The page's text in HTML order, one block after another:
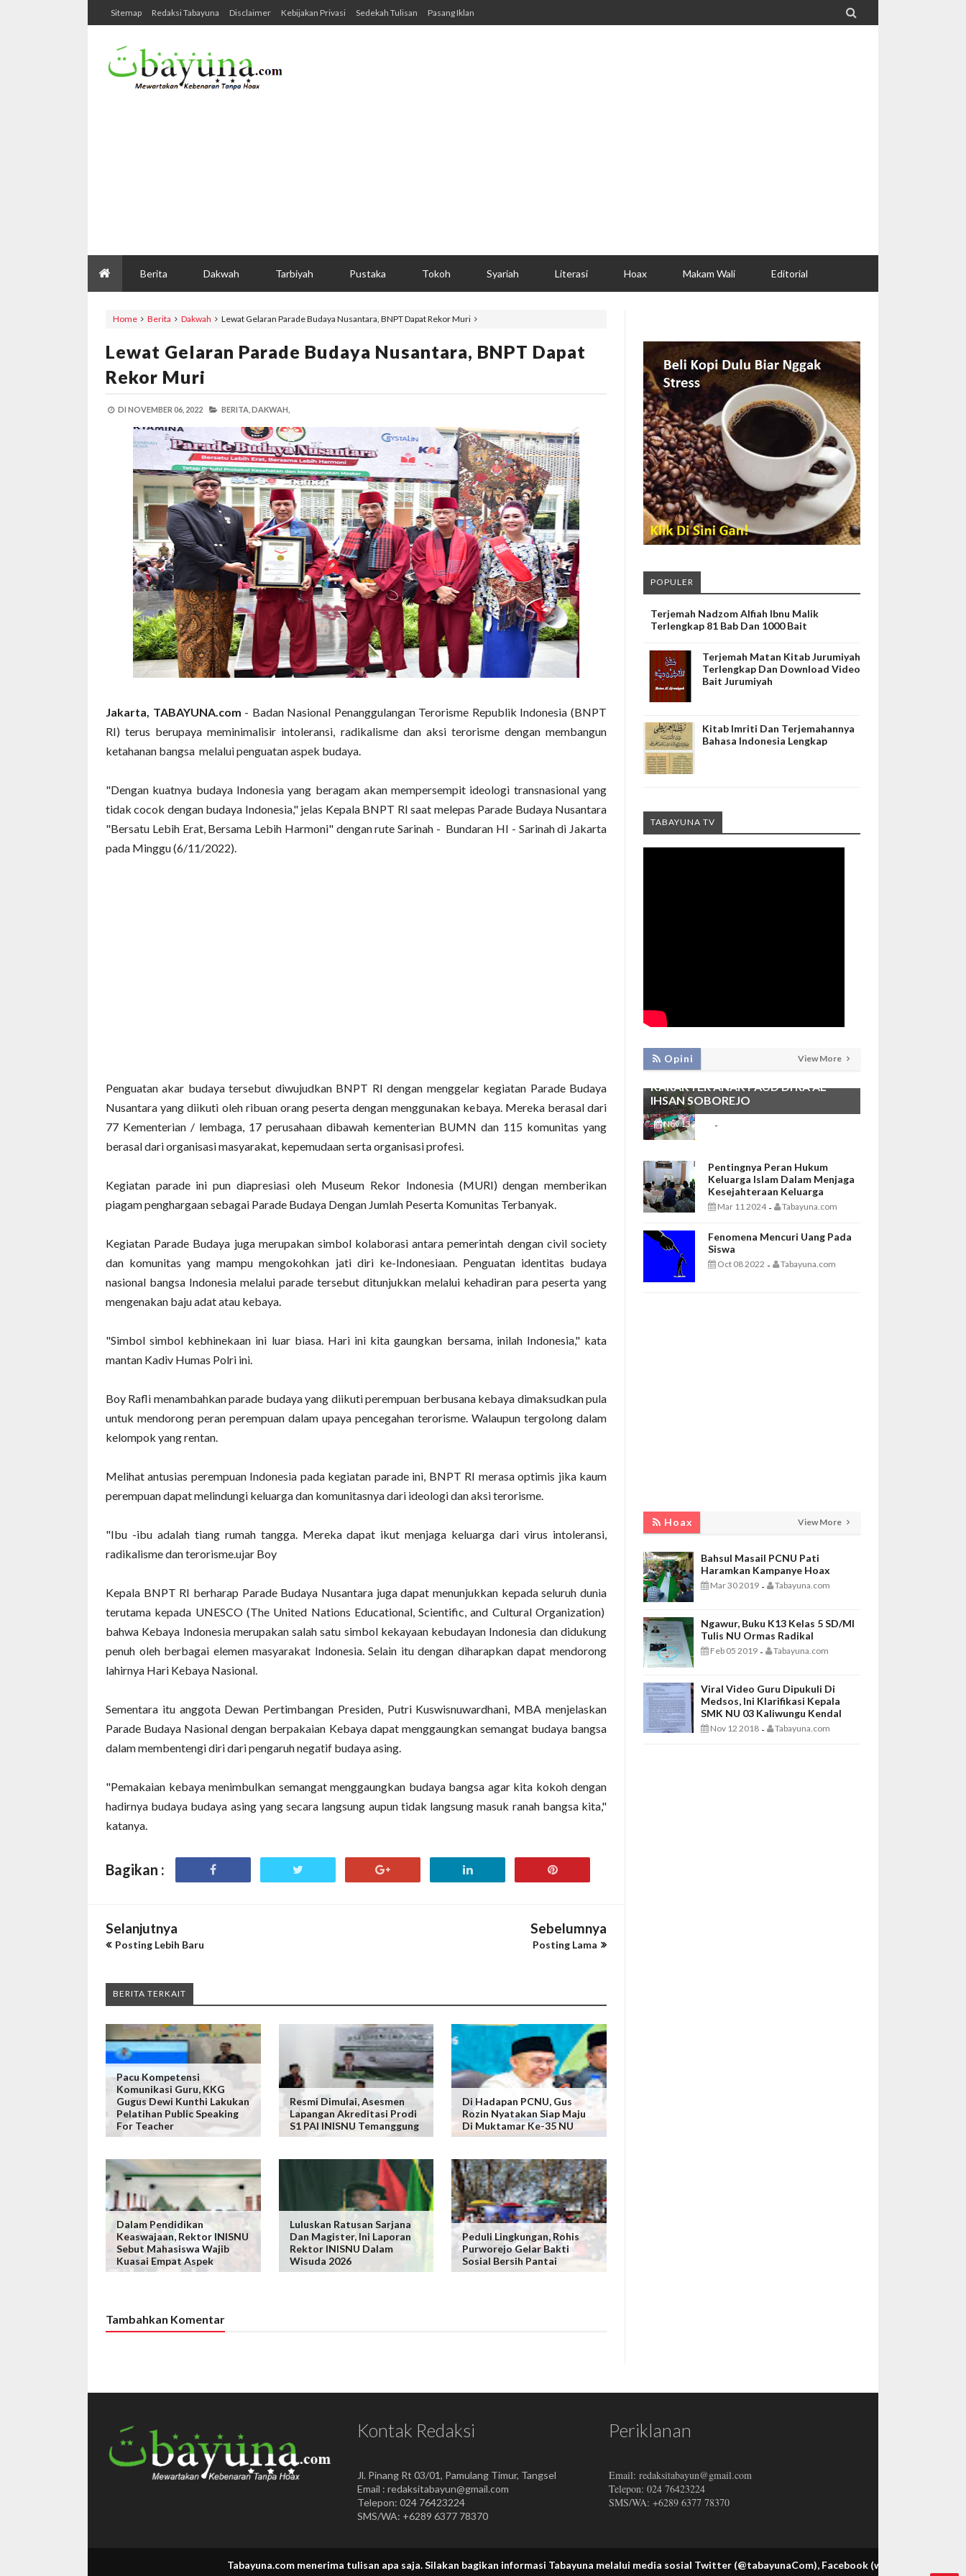
Sitemap Redaksi Tabayuna Disclaimer Kebijakan Privasi Sedekah Tulisan Pasang Iklan 
Berita Dakwah Tarbiyah Pustaka Tokoh Syariah Literasi Hoax Makam Wali Editorial
Home Berita Dakwah Lewat Gelaran Parade Budaya Nusantara, BNPT Dapat Rekor Muri
Lewat Gelaran Parade Budaya Nusantara, BNPT Dapat
Rekor Muri
DI NOVEMBER 06, 2022 BERITA, DAKWAH,
Jakarta, TABAYUNA.com - Badan Nasional Penanggulangan Terorisme Republik Indonesia (BNPT
RI) terus berupaya meminimalisir intoleransi, radikalisme dan aksi terorisme dengan membangun
ketahanan bangsa melalui penguatan aspek budaya.
"Dengan kuatnya budaya Indonesia yang beragam akan mempersempit ideologi transnasional yang
tidak cocok dengan budaya Indonesia," jelas Kepala BNPT RI saat melepas Parade Budaya Nusantara
"Bersatu Lebih Erat, Bersama Lebih Harmoni" dengan rute Sarinah - Bundaran HI - Sarinah di Jakarta
pada Minggu (6/11/2022).
Penguatan akar budaya tersebut diwujudkan BNPT RI dengan menggelar kegiatan Parade Budaya
Nusantara yang diikuti oleh ribuan orang peserta dengan menggunakan kebaya. Mereka berasal dari
77 Kementerian / lembaga, 17 perusahaan dibawah kementerian BUMN dan 115 komunitas yang
berasal dari organisasi masyarakat, kepemudaan serta organisasi profesi.
Kegiatan parade ini pun diapresiasi oleh Museum Rekor Indonesia (MURI) dengan memberikan
piagam penghargaan sebagai Parade Budaya Dengan Jumlah Peserta Komunitas Terbanyak.
Kegiatan Parade Budaya juga merupakan simbol kolaborasi antara pemerintah dengan civil society
dan komunitas yang mampu mengokohkan jati diri ke-Indonesiaan. Penguatan identitas budaya
nasional bangsa Indonesia melalui parade tersebut ditunjukkan melalui kehadiran para peserta yang
mengenakan baju adat atau kebaya.
"Simbol simbol kebhinekaan ini luar biasa. Hari ini kita gaungkan bersama, inilah Indonesia," kata
mantan Kadiv Humas Polri ini.
Boy Rafli menambahkan parade budaya yang diikuti perempuan berbusana kebaya dimaksudkan pula
untuk mendorong peran perempuan dalam upaya pencegahan terorisme. Walaupun tergolong dalam
kelompok yang rentan.
Melihat antusias perempuan Indonesia pada kegiatan parade ini, BNPT RI merasa optimis jika kaum
perempuan dapat melindungi keluarga dan komunitasnya dari ideologi dan aksi terorisme.
"Ibu -ibu adalah tiang rumah tangga. Mereka dapat ikut menjaga keluarga dari virus intoleransi,
radikalisme dan terorisme.ujar Boy
Kepala BNPT RI berharap Parade Budaya Nusantara juga dapat menunjukkan kepada seluruh dunia
terutama kepada UNESCO (The United Nations Educational, Scientific, and Cultural Organization)
bahwa Kebaya Indonesia merupakan salah satu simbol kekayaan kebudayan Indonesia dan didukung
penuh oleh berbagai elemen masyarakat Indonesia. Selain itu dengan diharapkan dapat mendorong
lahirnya Hari Kebaya Nasional.
Sementara itu anggota Dewan Pertimbangan Presiden, Putri Kuswisnuwardhani, MBA menjelaskan
Parade Budaya Nasional dengan berpakaian Kebaya dapat menggaungkan semangat budaya bangsa
dalam membentengi diri dari pengaruh negatif budaya asing.
"Pemakaian kebaya menimbulkan semangat menggaungkan budaya bangsa agar kita kokoh dengan
hadirnya budaya budaya asing yang secara langsung aupun tidak langsung masuk ranah bangsa kita,"
katanya.
Bagikan :
Selanjutnya
Posting Lebih Baru
Sebelumnya
Posting Lama
BERITA TERKAIT
Pacu Kompetensi
Komunikasi Guru, KKG
Gugus Dewi Kunthi Lakukan
Pelatihan Public Speaking
For Teacher
Resmi Dimulai, Asesmen
Lapangan Akreditasi Prodi
S1 PAI INISNU Temanggung
Di Hadapan PCNU, Gus
Rozin Nyatakan Siap Maju
Di Muktamar Ke-35 NU
Dalam Pendidikan
Keaswajaan, Rektor INISNU
Sebut Mahasiswa Wajib
Kuasai Empat Aspek
Luluskan Ratusan Sarjana
Dan Magister, Ini Laporan
Rektor INISNU Dalam
Wisuda 2026
Peduli Lingkungan, Rohis
Purworejo Gelar Bakti
Sosial Bersih Pantai
Tambahkan Komentar
POPULER
Terjemah Nadzom Alfiah Ibnu Malik
Terlengkap 81 Bab Dan 1000 Bait
Terjemah Matan Kitab Jurumiyah
Terlengkap Dan Download Video
Bait Jurumiyah
Kitab Imriti Dan Terjemahannya
Bahasa Indonesia Lengkap
TABAYUNA TV
Opini View More
PEMBIASAAN SHALAT DHUHA DAN
MENGAJI SEBAGAI FONDASI
KARAKTER ANAK PAUD DI RA AL
IHSAN SOBOREJO
Nov 13 2025 -
Pentingnya Peran Hukum
Keluarga Islam Dalam Menjaga
Kesejahteraan Keluarga
Mar 11 2024 - Tabayuna.com
Fenomena Mencuri Uang Pada
Siswa
Oct 08 2022 - Tabayuna.com
Hoax View More
Bahsul Masail PCNU Pati
Haramkan Kampanye Hoax
Mar 30 2019 - Tabayuna.com
Ngawur, Buku K13 Kelas 5 SD/MI
Tulis NU Ormas Radikal
Feb 05 2019 - Tabayuna.com
Viral Video Guru Dipukuli Di
Medsos, Ini Klarifikasi Kepala
SMK NU 03 Kaliwungu Kendal
Nov 12 2018 - Tabayuna.com
Kontak Redaksi
Jl. Pinang Rt 03/01, Pamulang Timur, Tangsel
Email : redaksitabayun@gmail.com
Telepon: 024 76423224
SMS/WA: +6289 6377 78370
Periklanan
Email: redaksitabayun@gmail.com
Telepon: 024 76423224
SMS/WA: +6289 6377 78370
Tabayuna.com menerima tulisan apa saja.Silakan bagikan informasi Tabayuna melalui media sosial Twitter (@tabayunaCom), Facebook (www.facebook.com/